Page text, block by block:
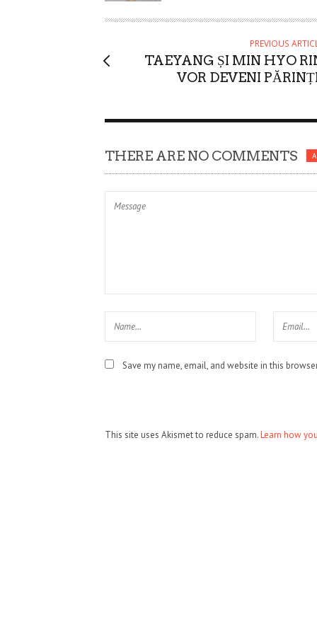
O
PREVIOUS
TAEYANG ȘI MIN HYO
VOR DEVENI
THERE ARE NO COMMENTS
Save my name, email, and website in this
This site uses Akismet to reduce spam.Learn how